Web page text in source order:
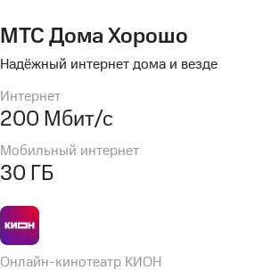
МТС Дома Хорошо
Надёжный интернет дома и везде
Интернет
200 Мбит/с
Мобильный интернет
30 ГБ
Онлайн-кинотеатр КИОН